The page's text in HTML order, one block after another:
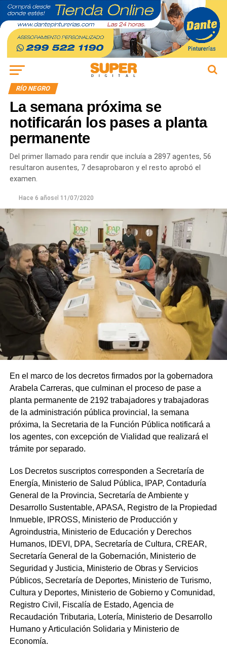
RÍO NEGRO
La semana próxima se
notificarán los pases a planta
permanente
Del primer llamado para rendir que incluía a 2897 agentes, 56
resultaron ausentes, 7 desaprobaron y el resto aprobó el
examen.
Hace 6 añosel 11/07/2020
En el marco de los decretos firmados por la gobernadora
Arabela Carreras, que culminan el proceso de pase a
planta permanente de 2192 trabajadores y trabajadoras
de la administración pública provincial, la semana
próxima, la Secretaria de la Función Pública notificará a
los agentes, con excepción de Vialidad que realizará el
trámite por separado.
Los Decretos suscriptos corresponden a Secretaría de
Energía, Ministerio de Salud Pública, IPAP, Contaduría
General de la Provincia, Secretaría de Ambiente y
Desarrollo Sustentable, APASA, Registro de la Propiedad
Inmueble, IPROSS, Ministerio de Producción y
Agroindustria, Ministerio de Educación y Derechos
Humanos, IDEVI, DPA, Secretaría de Cultura, CREAR,
Secretaría General de la Gobernación, Ministerio de
Seguridad y Justicia, Ministerio de Obras y Servicios
Públicos, Secretaría de Deportes, Ministerio de Turismo,
Cultura y Deportes, Ministerio de Gobierno y Comunidad,
Registro Civil, Fiscalía de Estado, Agencia de
Recaudación Tributaria, Lotería, Ministerio de Desarrollo
Humano y Articulación Solidaria y Ministerio de
Economía.